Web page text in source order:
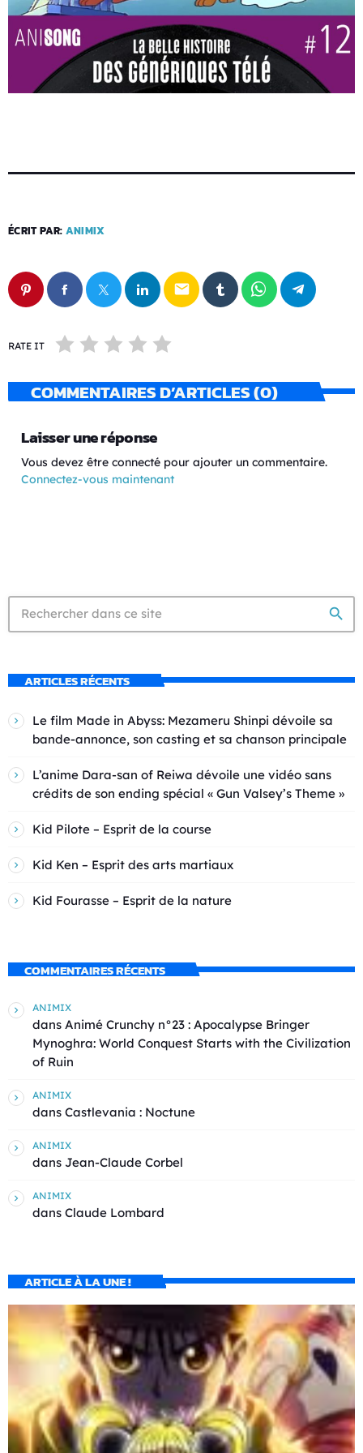
ÉCRIT PAR: ANIMIX
email
RATE IT
COMMENTAIRES D’ARTICLES (0)
Laisser une réponse
Vous devez être connecté pour ajouter un commentaire.
Connectez-vous maintenant
search
ARTICLES RÉCENTS
Le film Made in Abyss: Mezameru Shinpi dévoile sa
bande-annonce, son casting et sa chanson principale
L’anime Dara-san of Reiwa dévoile une vidéo sans
crédits de son ending spécial « Gun Valsey’s Theme »
Kid Pilote – Esprit de la course
Kid Ken – Esprit des arts martiaux
Kid Fourasse – Esprit de la nature
COMMENTAIRES RÉCENTS
ANIMIX
dans Animé Crunchy n°23 : Apocalypse Bringer
Mynoghra: World Conquest Starts with the Civilization
of Ruin
ANIMIX
dans Castlevania : Noctune
ANIMIX
dans Jean-Claude Corbel
ANIMIX
dans Claude Lombard
ARTICLE À LA UNE !